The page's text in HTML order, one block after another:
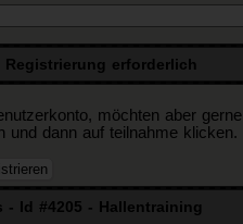
erforderlich
möchten aber
und dann auf teilnahme klicken.
- Id #4205 - Hallentraining